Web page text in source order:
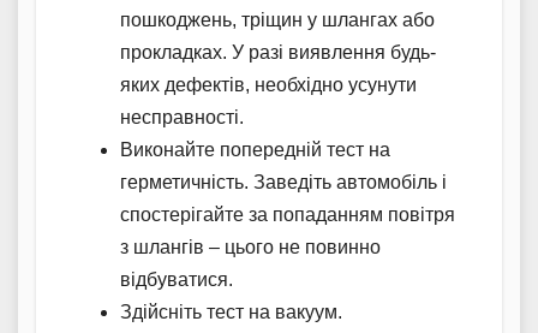
пошкоджень, тріщин у шлангах або
прокладках. У разі виявлення будь-
яких дефектів, необхідно усунути
несправності.
Виконайте попередній тест на
герметичність. Заведіть автомобіль і
спостерігайте за попаданням повітря
з шлангів – цього не повинно
відбуватися.
Здійсніть тест на вакуум.